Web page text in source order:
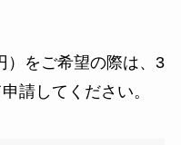
）をご希望の際は、3
請してください。